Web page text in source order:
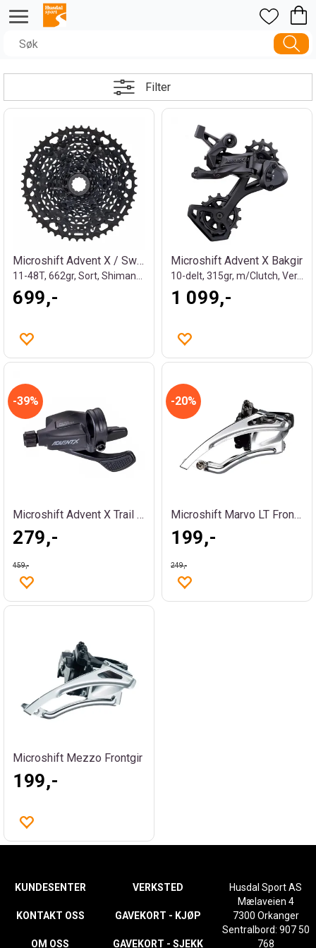
Filter
Microshift Advent X / Sword 10-d Kassett
699,-
Microshift Advent X Bakgir
10-delt, 315gr, m/Clutch, Ver.2
1 099,-
39%
Microshift Advent X Trail Girsjalter H
279,-
459,-
20%
Microshift Marvo LT Frontgir
199,-
249,-
Microshift Mezzo Frontgir
199,-
KUNDESENTER
KONTAKT OSS
OM OSS
VERKSTED
GAVEKORT - KJØP
GAVEKORT - SJEKK
Husdal Sport AS
Mælaveien 4
7300 Orkanger
Sentralbord: 907 50
768